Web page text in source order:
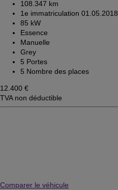
108.347 km
1e immatriculation 01.05.2018
85 kW
Essence
Manuelle
Grey
5 Portes
5 Nombre des places
12.400 €
TVA non déductible
Comparer le véhicule